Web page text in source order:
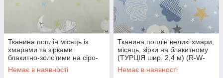
Тканина поплін місяць із
хмарами та зірками
блакитно-золотими на сіро-
зеленому (ТУРЦІЯ шир. 2,4
м) (R-V-0552)
Немає в наявності
Тканина поплін великі хмари,
місяць, зірки на блакитному
(ТУРЦІЯ шир. 2,4 м) (R-W-
0224)
Немає в наявності